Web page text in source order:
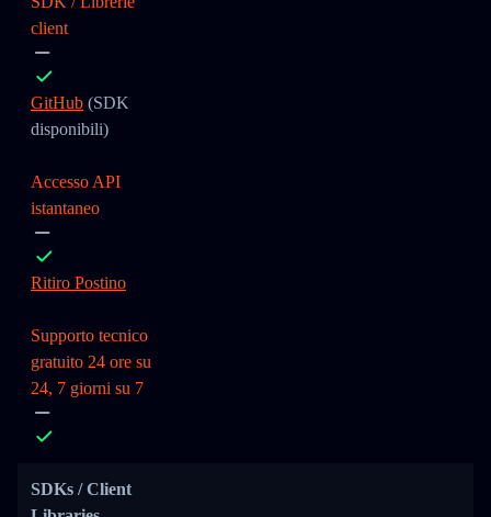
client
GitHub (SDK
disponibili)
Accesso API
istantaneo
Ritiro Postino
Supporto tecnico
gratuito 24 ore su
24, 7 giorni su 7
SDKs / Client